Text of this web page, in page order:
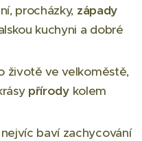
procházky, západy
kuchyni a dobré
životě ve velkoměstě,
přírody kolem
baví zachycování